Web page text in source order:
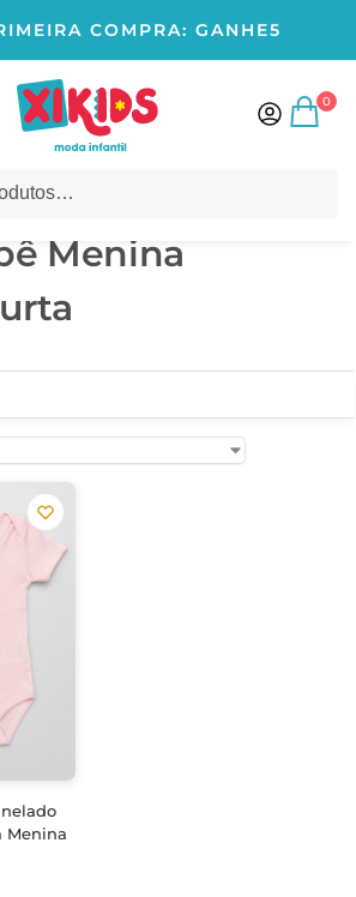
COMPRA: GANHE5
0
com a tag “Body Bebê Menina Manga Curta”
Menina
Menina